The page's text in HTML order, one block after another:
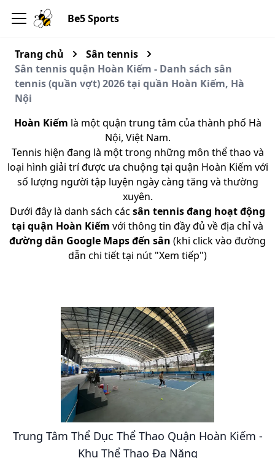
Be5 Sports
Trang chủ
Sân tennis
Sân tennis quận Hoàn Kiếm - Danh sách sân
tennis (quần vợt) 2026 tại quần Hoàn Kiếm, Hà
Nội
Hoàn Kiếm là một quận trung tâm của thành phố Hà
Nội, Việt Nam.
Tennis hiện đang là một trong những môn thể thao và
loại hình giải trí được ưa chuộng tại quận Hoàn Kiếm với
số lượng người tập luyện ngày càng tăng và thường
xuyên.
Dưới đây là danh sách các sân tennis đang hoạt động
tại quận Hoàn Kiếm với thông tin đầy đủ về địa chỉ và
đường dẫn Google Maps đến sân (khi click vào đường
dẫn chi tiết tại nút "Xem tiếp")
Trung Tâm Thể Dục Thể Thao Quận Hoàn Kiếm -
Khu Thể Thao Đa Năng